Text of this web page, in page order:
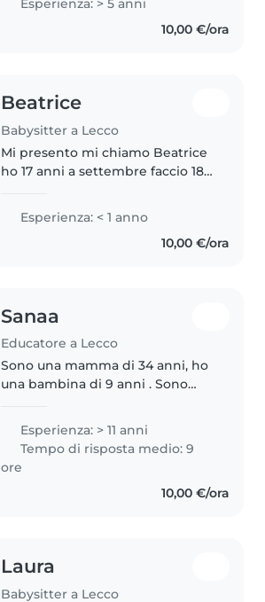
designer. Ho iniziato la mia
Esperienza: > 5 anni
10,00 €/ora
Beatrice
Babysitter a Lecco
Mi presento mi chiamo Beatrice
ho 17 anni a settembre faccio 18
auto munita . Sono una persona
Esperienza: < 1 anno
10,00 €/ora
Sanaa
Educatore a Lecco
Sono una mamma di 34 anni, ho
una bambina di 9 anni . Sono
responsabile e con una genuina
passione per i bambini, e credo
fermamente che il mio
Esperienza: > 11 anni
Tempo di risposta medio: 9
ore
10,00 €/ora
Laura
Babysitter a Lecco